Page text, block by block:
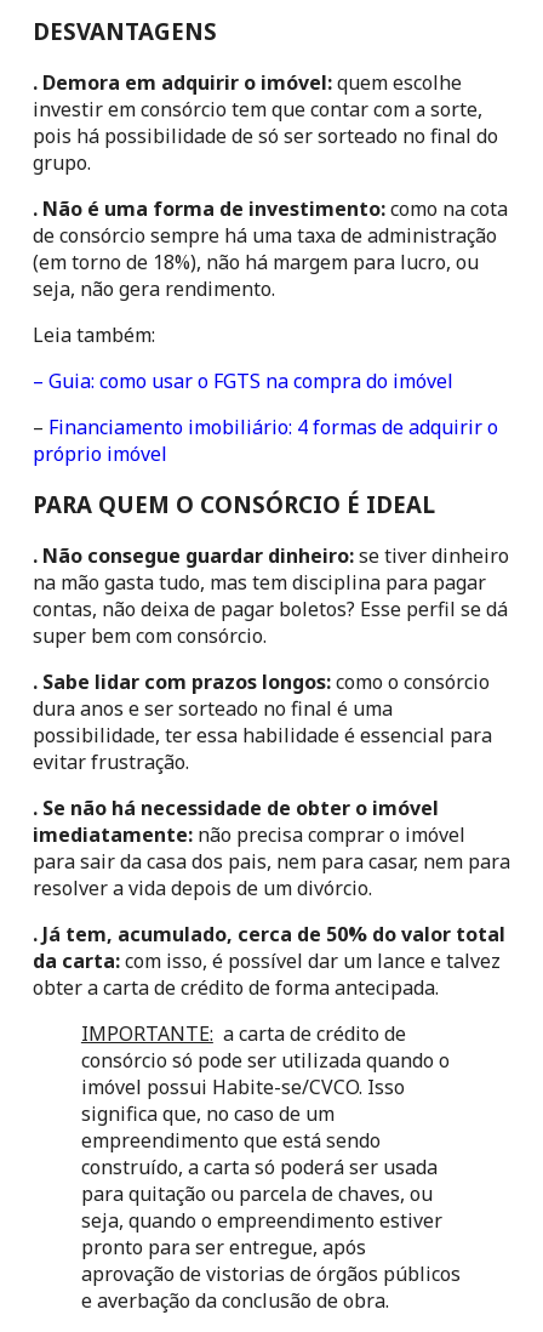
DESVANTAGENS
. Demora em adquirir o imóvel: quem escolhe
investir em consórcio tem que contar com a sorte,
pois há possibilidade de só ser sorteado no final do
grupo.
. Não é uma forma de investimento: como na cota
de consórcio sempre há uma taxa de administração
(em torno de 18%), não há margem para lucro, ou
seja, não gera rendimento.
Leia também:
– Guia: como usar o FGTS na compra do imóvel
– Financiamento imobiliário: 4 formas de adquirir o
próprio imóvel
PARA QUEM O CONSÓRCIO É IDEAL
. Não consegue guardar dinheiro: se tiver dinheiro
na mão gasta tudo, mas tem disciplina para pagar
contas, não deixa de pagar boletos? Esse perfil se dá
super bem com consórcio.
. Sabe lidar com prazos longos: como o consórcio
dura anos e ser sorteado no final é uma
possibilidade, ter essa habilidade é essencial para
evitar frustração.
. Se não há necessidade de obter o imóvel
imediatamente: não precisa comprar o imóvel
para sair da casa dos pais, nem para casar, nem para
resolver a vida depois de um divórcio.
. Já tem, acumulado, cerca de 50% do valor total
da carta: com isso, é possível dar um lance e talvez
obter a carta de crédito de forma antecipada.
IMPORTANTE: a carta de crédito de
consórcio só pode ser utilizada quando o
imóvel possui Habite-se/CVCO. Isso
significa que, no caso de um
empreendimento que está sendo
construído, a carta só poderá ser usada
para quitação ou parcela de chaves, ou
seja, quando o empreendimento estiver
pronto para ser entregue, após
aprovação de vistorias de órgãos públicos
e averbação da conclusão de obra.